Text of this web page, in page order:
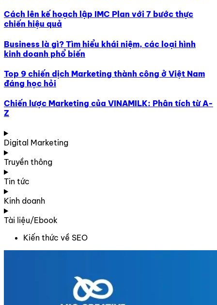
Cách lên kế hoạch lập IMC Plan với 7 bước thực
chiến hiệu quả
Business là gì? Tìm hiểu khái niệm, các loại hình
kinh doanh phổ biến
Top 9 chiến dịch Marketing thành công ở Việt Nam
đáng học hỏi
Chiến lược Marketing của VINAMILK: Phân tích từ A-
Z
Digital Marketing
Truyền thông
Tin tức
Kinh doanh
Tài liệu/Ebook
Kiến thức về SEO